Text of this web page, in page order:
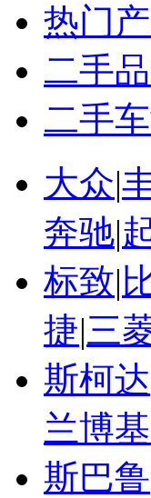
热门
二手
二手
大众|
奔驰|
标致|
捷|三
斯柯达
兰博
斯巴鲁